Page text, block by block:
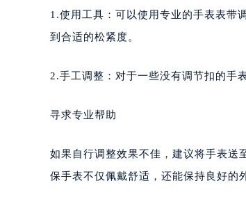
贵阳市南明区都司高
石家庄市长安区中山东
海口市龙华区金贸东路
甘肃省兰州市七里河
重庆市解放碑渝中区民
1.使用工具：可以使用专业的手表表带
到合适的松紧度。
2.手工调整：对于一些没有调节扣的手
寻求专业帮助
如果自行调整效果不佳，建议将手表送
保手表不仅佩戴舒适，还能保持良好的